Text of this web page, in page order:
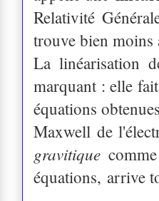
Relativité
trouve bien
La linéarisation
marquant : elle
équations
Maxwell de
gravitique
équations, arrive